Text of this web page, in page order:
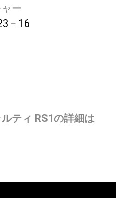
ー
－16
ティ RS1の詳細は